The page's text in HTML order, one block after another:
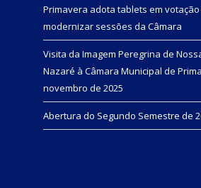
Primavera adota tablets em
modernizar sessões da Câmara
Visita da Imagem Peregrina de
Nazaré à Câmara Municipal de
novembro de 2025
Abertura do Segundo Semestre de